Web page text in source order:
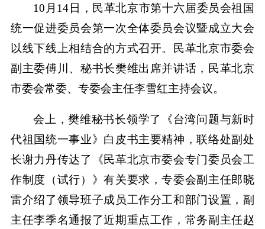
10月14日，民革北京市第十六届委员会祖国
统一促进委员会第一次全体委员会议暨成立大会
以线下线上相结合的方式召开。民革北京市委会
副主委傅川、秘书长樊维出席并讲话，民革北京
市委会常委、专委会主任李雪红主持会议。
会上，樊维秘书长领学了《台湾问题与新时
代祖国统一事业》白皮书主要精神，联络处副处
长谢力丹传达了《民革北京市委会专门委员会工
作制度（试行）》有关要求，专委会副主任郎晓
雷介绍了领导班子成员工作分工和部门设置，副
主任李季名通报了近期重点工作，常务副主任赵